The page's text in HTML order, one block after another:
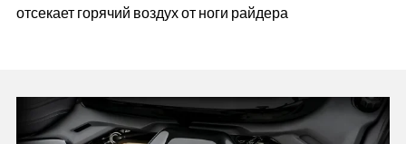
отсекает горячий воздух от ноги райдера